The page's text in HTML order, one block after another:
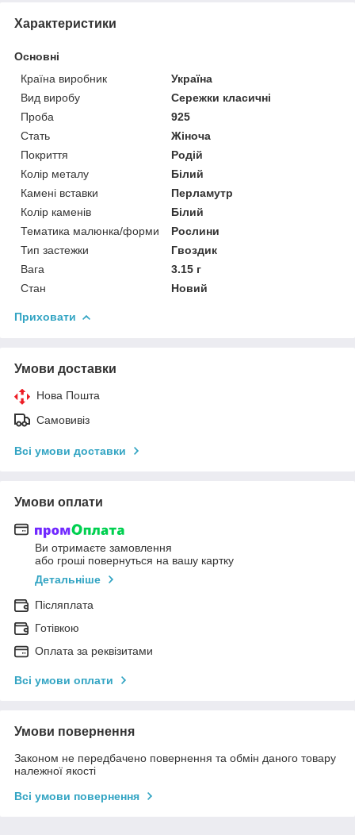
Характеристики
Основні
Країна виробник
Україна
Вид виробу
Сережки класичні
Проба
925
Стать
Жіноча
Покриття
Родій
Колір металу
Білий
Камені вставки
Перламутр
Колір каменів
Білий
Тематика малюнка/форми
Рослини
Тип застежки
Гвоздик
Вага
3.15 г
Стан
Новий
Приховати
Умови доставки
Нова Пошта
Самовивіз
Всі умови доставки
Умови оплати
Ви отримаєте замовлення
або гроші повернуться на вашу картку
Детальніше
Післяплата
Готівкою
Оплата за реквізитами
Всі умови оплати
Умови повернення
Законом не передбачено повернення та обмін даного товару
належної якості
Всі умови повернення